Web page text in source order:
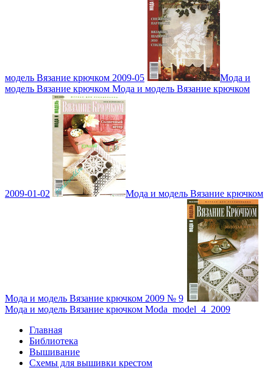
модель Вязание крючком 2009-05
Мода и
модель Вязание крючком Мода и модель Вязание крючком
2009-01-02 Мода и модель Вязание крючком
Мода и модель Вязание крючком 2009 № 9
Мода и модель Вязание крючком Moda_model_4_2009
Главная
Библиотека
Вышивание
Схемы для вышивки крестом